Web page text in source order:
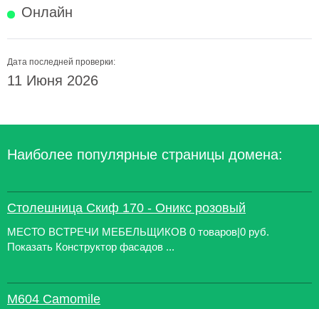
Онлайн
Дата последней проверки:
11 Июня 2026
Наиболее популярные страницы домена:
Столешница Скиф 170 - Оникс розовый
МЕСТО ВСТРЕЧИ МЕБЕЛЬЩИКОВ 0 товаров|0 руб.
Показать Конструктор фасадов ...
M604 Camomile